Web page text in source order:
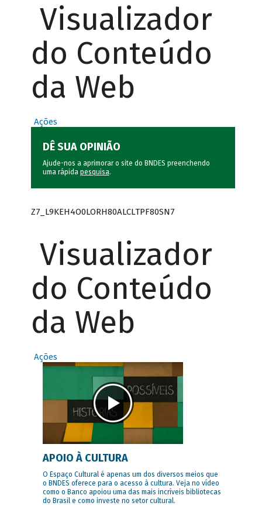
Visualizador
do Conteúdo
da Web
Ações
DÊ SUA OPINIÃO
Ajude-nos a aprimorar o site do BNDES preenchendo
uma rápida pesquisa.
Z7_L9KEH4O0LORH80ALCLTPF80SN7
Visualizador
do Conteúdo
da Web
Ações
APOIO À CULTURA
O Espaço Cultural é apenas um dos diversos meios que
o BNDES oferece para o acesso à cultura. Veja no vídeo
como o Banco apoiou uma das mais incríveis bibliotecas
do Brasil e como investe no setor cultural.